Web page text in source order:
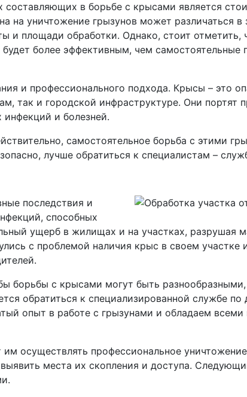
составляющих в борьбе с крысами является
на уничтожение грызунов может различаться в
и площади обработки. Однако, стоит отметить,
более эффективным, чем самостоятельные
и профессионального подхода. Крысы – это
так и городской инфраструктуре. Они портят
инфекций и болезней.
самостоятельное борьба с этими
лучше обратиться к специалистам –
последствия и
способных
ущерб в жилищах и на участках, разрушая
с проблемой наличия крыс в своем
борьбы с крысами могут быть
обратиться к специализированной службе по
опыт в работе с грызунами и обладаем
осуществлять профессиональное
места их скопления и доступа.